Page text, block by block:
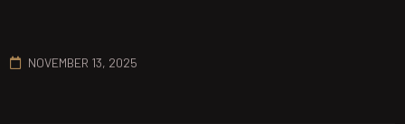
NOVEMBER 13, 2025